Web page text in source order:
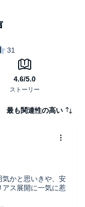
最も関連性の高い
かと思いきや、安
ス展開に一気に惹